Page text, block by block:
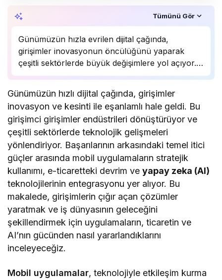
Tümünü Gör
Günümüzün hızla evrilen dijital çağında,
girişimler inovasyonun öncülüğünü yaparak
çeşitli sektörlerde büyük değişimlere yol açıyor.
Mobil uygulamaların stratejik kullanımı, e-
(AI) teknolojilerinin entegrasyonu gibi faktörler,
bu girişimlerin başarısının ardındaki temel itici
güçler arasında…
Günümüzün hızlı dijital çağında, girişimler
inovasyon ve kesinti ile eşanlamlı hale geldi. Bu
girişimci girişimler endüstrileri dönüştürüyor ve
çeşitli sektörlerde teknolojik gelişmeleri
yönlendiriyor. Başarılarının arkasındaki temel itici
güçler arasında mobil uygulamaların stratejik
kullanımı, e-ticaretteki devrim veyapay zeka (AI)
teknolojilerinin entegrasyonu yer alıyor. Bu
makalede, girişimlerin çığır açan çözümler
yaratmak ve iş dünyasının geleceğini
şekillendirmek için uygulamaların, ticaretin ve
AI’nın gücünden nasıl yararlandıklarını
inceleyeceğiz.
Mobil uygulamalar, teknolojiyle etkileşim kurma